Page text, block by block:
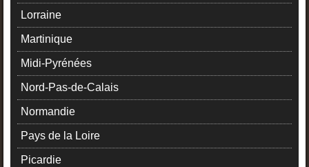
Lorraine
Martinique
Midi-Pyrénées
Nord-Pas-de-Calais
Normandie
Pays de la Loire
Picardie